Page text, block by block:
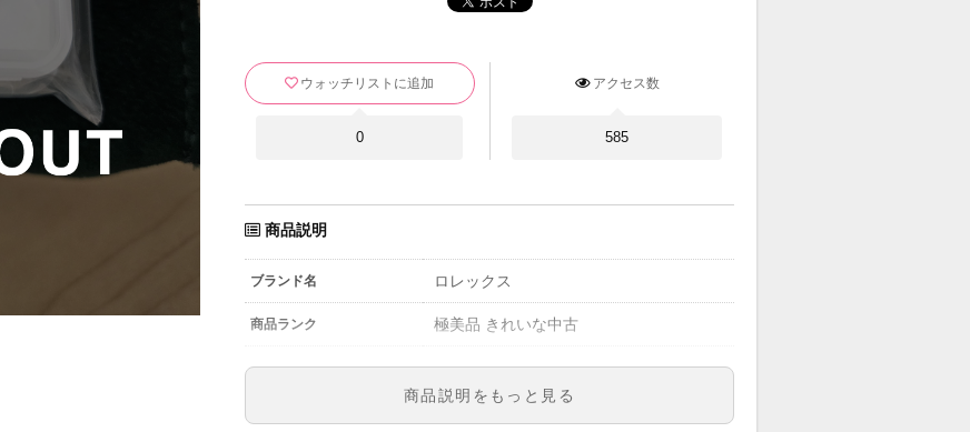
アクセス数
585
ウォッチリストに追加
0
商品説明
ブランド名 ロレックス
商品ランク 極美品 きれいな中古
参考定価
商品説明をもっと見る